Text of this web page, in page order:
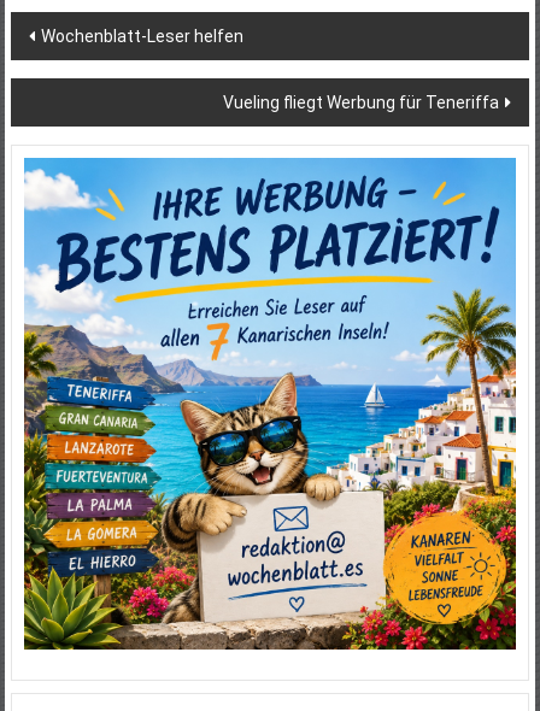
Beitragsnavigation
Wochenblatt-Leser helfen
Vueling fliegt Werbung für Teneriffa